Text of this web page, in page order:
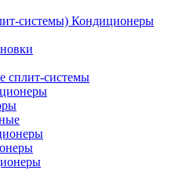
Кондиционеры
сплит-системы